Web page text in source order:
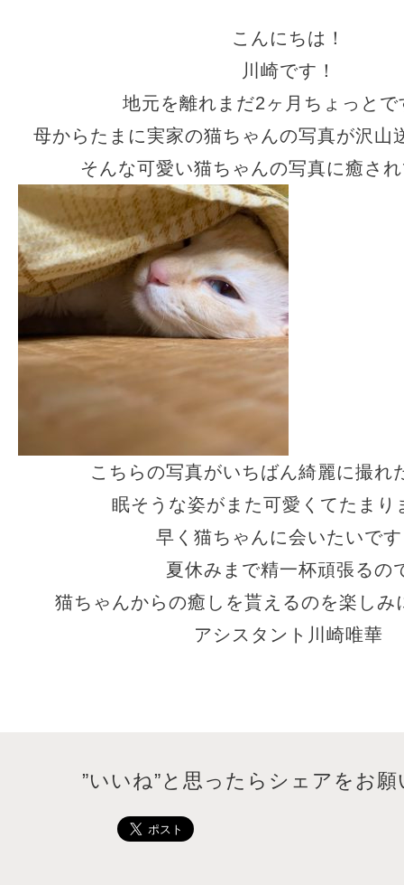
こんにちは！
川崎です！
地元を離れまだ2ヶ月ちょっとで
母からたまに実家の猫ちゃんの写真が沢山
そんな可愛い猫ちゃんの写真に癒さ
こちらの写真がいちばん綺麗に撮れ
眠そうな姿がまた可愛くてたまり
早く猫ちゃんに会いたいで
夏休みまで精一杯頑張るの
猫ちゃんからの癒しを貰えるのを楽しみ
アシスタント川崎唯華
”いいね”と思ったらシェアをお